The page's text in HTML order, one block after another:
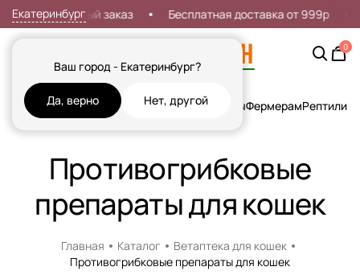
Екатеринбург
Ваш город - Екатеринбург?
Да, верно Нет, другой
7% на первый заказ Бесплатная доставка от 999р
0
Кошки СобакиРыбы Грызуны и Хорьки ПтицыФермерамРептилии
Противогрибковые
препараты для кошек
Главная Каталог
Ветаптека для кошек
Противогрибковые препараты для кошек
Доставка в пункт выдачи.